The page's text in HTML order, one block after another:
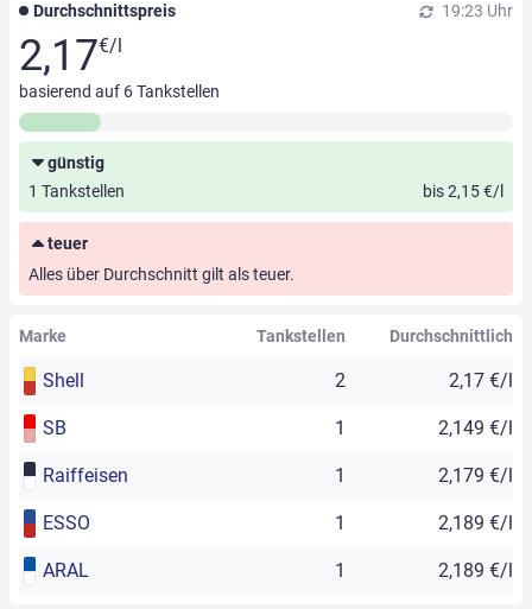
Durchschnittspreis 19:23 Uhr
2,17€/l
basierend auf 6Tankstellen
günstig
1 Tankstellen
bis 2,15 €/l
teuer
Alles über Durchschnitt gilt als teuer.
Marke Tankstellen Durchschnittlich
Shell 2 2,17 €/l
SB 1 2,149 €/l
Raiffeisen 1 2,179 €/l
ESSO 1 2,189 €/l
ARAL 1 2,189 €/l